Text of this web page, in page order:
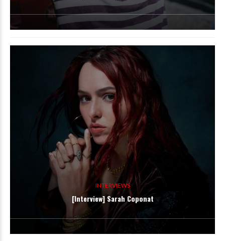
INTERVIEWS
[Interview] Sarah Coponat